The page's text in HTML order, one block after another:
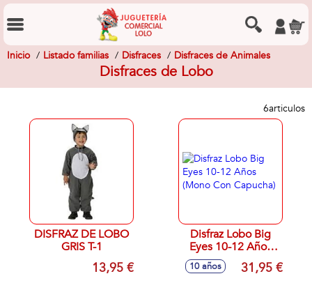
Inicio Listado familias Disfraces Disfraces de Animales
Disfraces de Lobo
6articulos
DISFRAZ DE LOBO
GRIS T-1
13,95 €
Disfraz Lobo Big
Eyes 10-12 Años
(Mono Con
Capucha)
10 años 31,95 €